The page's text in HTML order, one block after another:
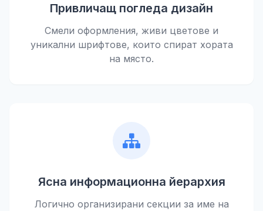
Привличащ погледа дизайн
Смели оформления, живи цветове и
уникални шрифтове, които спират хората
на място.
Ясна информационна йерархия
Логично организирани секции за име на